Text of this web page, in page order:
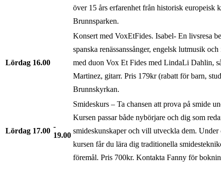
över 15 års erfarenhet från historisk europeisk
Brunnsparken.
Lördag 16.00
Konsert med VoxEtFides. Isabel- En livsresa
spanska renässanssånger, engelsk lutmusik
med duon Vox Et Fides med LindaLi Dahlin,
Martinez, gitarr. Pris 179kr (rabatt för barn,
Brunnskyrkan.
Lördag 17.00
19.00
Smideskurs – Ta chansen att prova på smide
Kursen passar både nybörjare och dig som
smideskunskaper och vill utveckla dem. Under
kursen får du lära dig traditionella
föremål. Pris 700kr. Kontakta Fanny för